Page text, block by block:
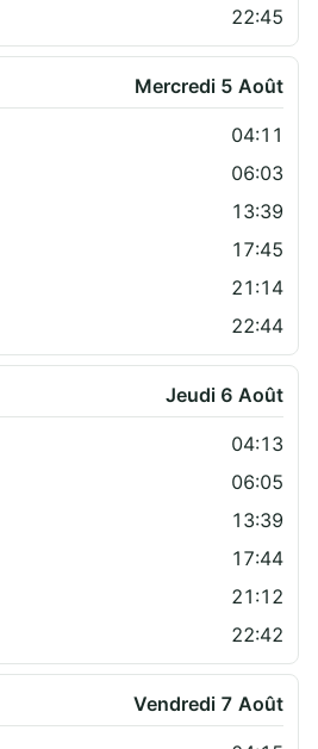
22:45
Mercredi 5 Août
04:11
06:03
13:39
17:45
21:14
22:44
Jeudi 6 Août
04:13
06:05
13:39
17:44
21:12
22:42
Vendredi 7 Août